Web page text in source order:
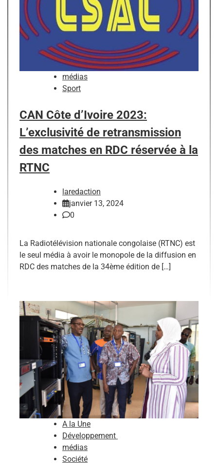
médias
Sport
CAN Côte d’Ivoire 2023:
L’exclusivité de retransmission
des matches en RDC réservée à la
RTNC
laredaction
janvier 13, 2024
0
La Radiotélévision nationale congolaise (RTNC) est
le seul média à avoir le monopole de la diffusion en
RDC des matches de la 34ème édition de […]
A la Une
Développement
médias
Société